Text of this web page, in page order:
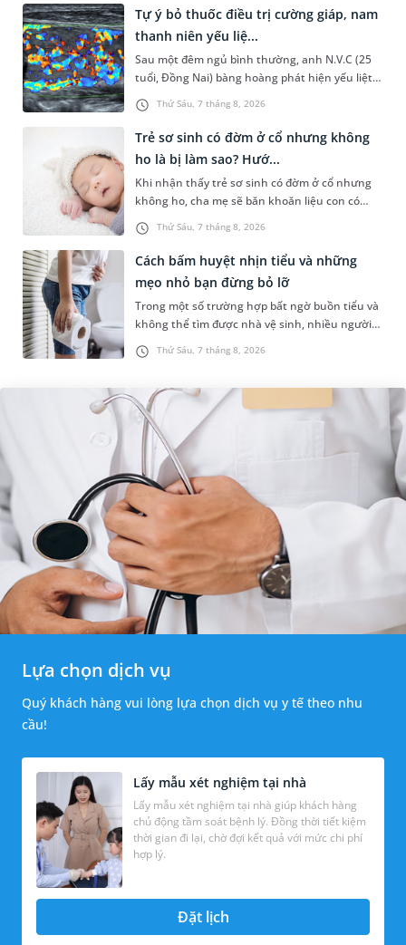
Thứ Sáu, 7 tháng 8, 2026
Tự ý bỏ thuốc điều trị cường giáp, nam
thanh niên yếu liệ...
Sau một đêm ngủ bình thường, anh N.V.C (25
tuổi, Đồng Nai) bàng hoàng phát hiện yếu liệt 2
chân, không thể vận động đi lại được. Kết quả
thăm khám tại Phòng...
Thứ Sáu, 7 tháng 8, 2026
Trẻ sơ sinh có đờm ở cổ nhưng không
ho là bị làm sao? Hướ...
Khi nhận thấy trẻ sơ sinh có đờm ở cổ nhưng
không ho, cha mẹ sẽ băn khoăn liệu con có
đang mắc bệnh đường hô hấp hay không.
Những chia sẻ dưới đây sẽ giúp ch...
Thứ Sáu, 7 tháng 8, 2026
Cách bấm huyệt nhịn tiểu và những
mẹo nhỏ bạn đừng bỏ lỡ
Trong một số trường hợp bất ngờ buồn tiểu và
không thể tìm được nhà vệ sinh, nhiều người
đã áp dụng phương pháp bấm huyệt nhịn tiểu.
Vậy cách bấm huyệt nhịn...
Lựa chọn dịch vụ
Quý khách hàng vui lòng lựa chọn dịch vụ y tế theo nhu
cầu!
Lấy mẫu xét nghiệm tại nhà
Lấy mẫu xét nghiệm tại nhà giúp khách hàng
chủ động tầm soát bệnh lý. Đồng thời tiết kiệm
thời gian đi lại, chờ đợi kết quả với mức chi phí
hợp lý.
Đặt lịch